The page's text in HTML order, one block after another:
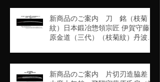
新商品のご案内 刀 銘（枝菊
紋）日本鍛冶惣領宗匠 伊賀守藤
原金道（三代）（枝菊紋）丹波守
新商品のご案内 片切刃造脇差